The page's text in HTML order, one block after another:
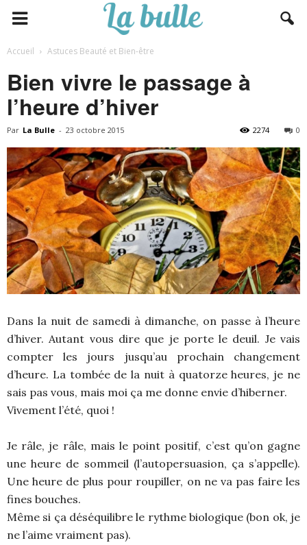
Accueil Astuces Beauté et Bien-être
Bien vivre le passage à
l’heure d’hiver
Par La Bulle - 23 octobre 2015 0
2274
Dans la nuit de samedi à dimanche, on passe à l’heure
d’hiver. Autant vous dire que je porte le deuil. Je vais
compter les jours jusqu’au prochain changement
d’heure. La tombée de la nuit à quatorze heures, je ne
sais pas vous, mais moi ça me donne envie d’hiberner.
Vivement l’été, quoi !
Je râle, je râle, mais le point positif, c’est qu’on gagne
une heure de sommeil (l’autopersuasion, ça s’appelle).
Une heure de plus pour roupiller, on ne va pas faire les
fines bouches.
Même si ça déséquilibre le rythme biologique (bon ok, je
ne l’aime vraiment pas).